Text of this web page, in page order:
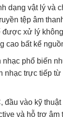
dạng vật lý và
tệp âm
được xử lý
cao bất kể
phổ biến
nhạc trực tiếp
vào kỹ
và hỗ trợ âm